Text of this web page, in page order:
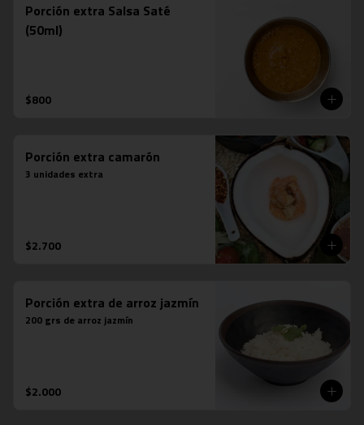
Porción extra Salsa Saté
(50ml)
$800
Porción extra camarón
3 unidades extra
$2.700
Porción extra de arroz jazmín
200 grs de arroz jazmín
$2.000